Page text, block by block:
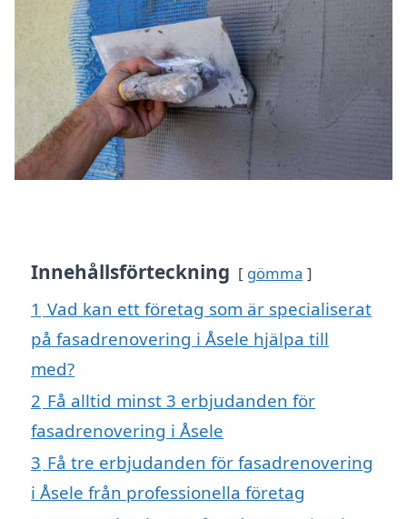
Innehållsförteckning gömma
1 Vad kan ett företag som är specialiserat
på fasadrenovering i Åsele hjälpa till
med?
2 Få alltid minst 3 erbjudanden för
fasadrenovering i Åsele
3 Få tre erbjudanden för fasadrenovering
i Åsele från professionella företag